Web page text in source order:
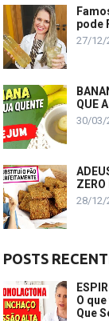
pode
27/12/
QUE
30/03/
ZERO
28/12/
POSTS
O
Que